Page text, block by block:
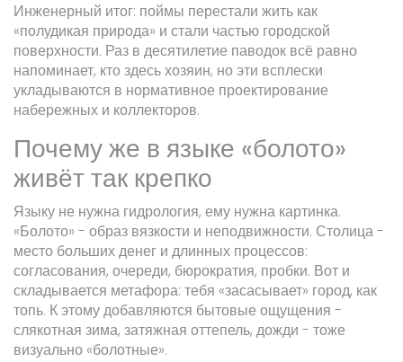
Инженерный итог: поймы перестали жить как
«полудикая природа» и стали частью городской
поверхности. Раз в десятилетие паводок всё равно
напоминает, кто здесь хозяин, но эти всплески
укладываются в нормативное проектирование
набережных и коллекторов.
Почему же в языке «болото»
живёт так крепко
Языку не нужна гидрология, ему нужна картинка.
«Болото» - образ вязкости и неподвижности. Столица -
место больших денег и длинных процессов:
согласования, очереди, бюрократия, пробки. Вот и
складывается метафора: тебя «засасывает» город, как
топь. К этому добавляются бытовые ощущения -
слякотная зима, затяжная оттепель, дожди - тоже
визуально «болотные».